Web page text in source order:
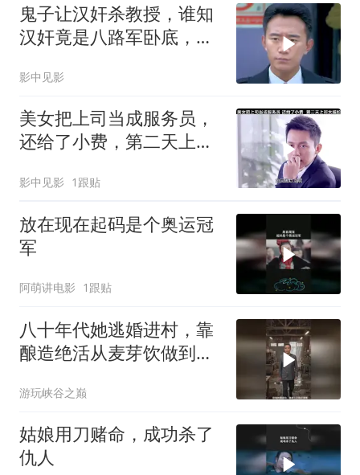
鬼子让汉奸杀教授，谁知
汉奸竟是八路军卧底，这
影中见影
美女把上司当成服务员，
还给了小费，第二天上班
影中见影 1跟贴
放在现在起码是个奥运冠
军
阿萌讲电影 1跟贴
八十年代她逃婚进村，靠
酿造绝活从麦芽饮做到饮
游玩峡谷之巅
姑娘用刀赌命，成功杀了
仇人